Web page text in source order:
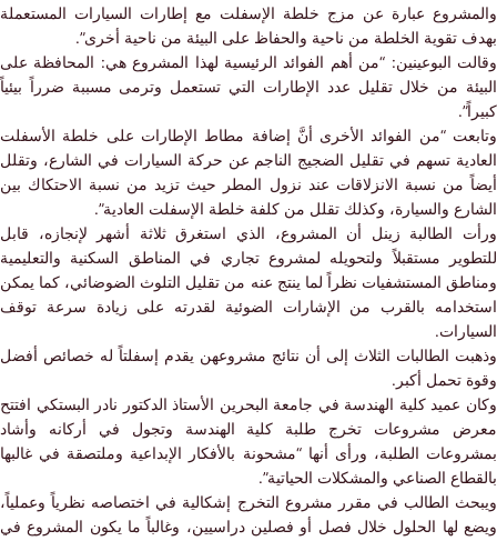
عبارة عن مزج خلطة الإسفلت مع إطارات السيارات المستعملة
تقوية الخلطة من ناحية والحفاظ على البيئة من ناحية أخرى”.
البوعينين: “من أهم الفوائد الرئيسية لهذا المشروع هي: المحافظة على
من خلال تقليل عدد الإطارات التي تستعمل وترمى مسببة ضرراً بيئياً
“من الفوائد الأخرى أنَّ إضافة مطاط الإطارات على خلطة الأسفلت
تسهم في تقليل الضجيج الناجم عن حركة السيارات في الشارع، وتقلل
من نسبة الانزلاقات عند نزول المطر حيث تزيد من نسبة الاحتكاك بين
والسيارة، وكذلك تقلل من كلفة خلطة الإسفلت العادية”.
الطالبة زينل أن المشروع، الذي استغرق ثلاثة أشهر لإنجازه، قابل
مستقبلاً ولتحويله لمشروع تجاري في المناطق السكنية والتعليمية
المستشفيات نظراً لما ينتج عنه من تقليل التلوث الضوضائي، كما يمكن
بالقرب من الإشارات الضوئية لقدرته على زيادة سرعة توقف
الطالبات الثلاث إلى أن نتائج مشروعهن يقدم إسفلتاً له خصائص أفضل
تحمل أكبر.
عميد كلية الهندسة في جامعة البحرين الأستاذ الدكتور نادر البستكي افتتح
مشروعات تخرج طلبة كلية الهندسة وتجول في أركانه وأشاد
الطلبة، ورأى أنها “مشحونة بالأفكار الإبداعية وملتصقة في غالبها
الصناعي والمشكلات الحياتية”.
الطالب في مقرر مشروع التخرج إشكالية في اختصاصه نظرياً وعملياً،
لها الحلول خلال فصل أو فصلين دراسيين، وغالباً ما يكون المشروع في